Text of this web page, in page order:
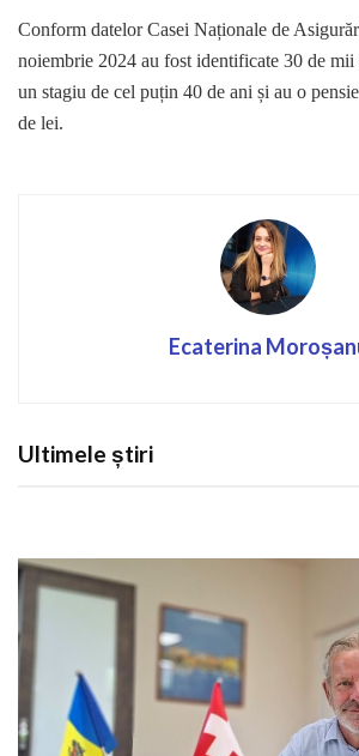
Conform datelor Casei Naționale de
noiembrie 2024 au fost identificate 30 de mii
un stagiu de cel puțin 40 de ani și au o
de lei.
Ecaterina
Ultimele știri